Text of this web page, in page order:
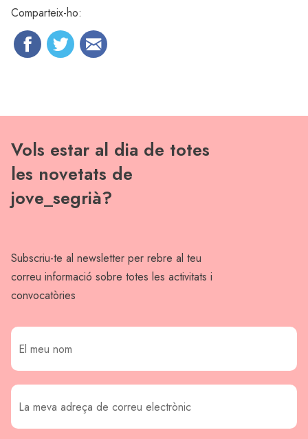
Comparteix-ho:
Vols estar al dia de totes
les novetats de
jove_segrià?
Subscriu-te al newsletter per rebre al teu
correu informació sobre totes les activitats i
convocatòries